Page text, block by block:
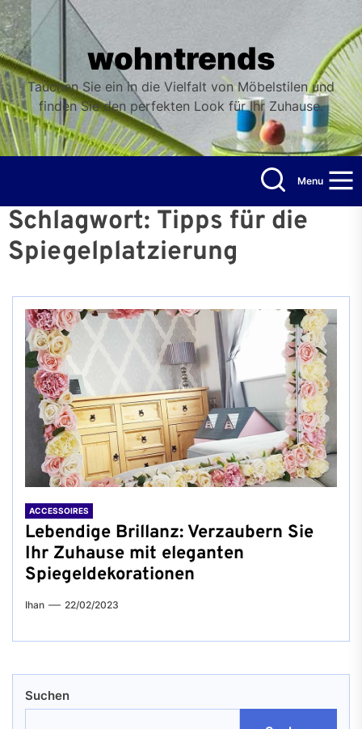
Skip
to
the
content
wohntrends
Tauchen Sie ein in die Vielfalt von Möbelstilen und
finden Sie den perfekten Look für Ihr Zuhause.
Menu
Schlagwort: Tipps für die
Spiegelplatzierung
ACCESSOIRES
Lebendige Brillanz: Verzaubern Sie
Ihr Zuhause mit eleganten
Spiegeldekorationen
Ihan 22/02/2023
Suchen